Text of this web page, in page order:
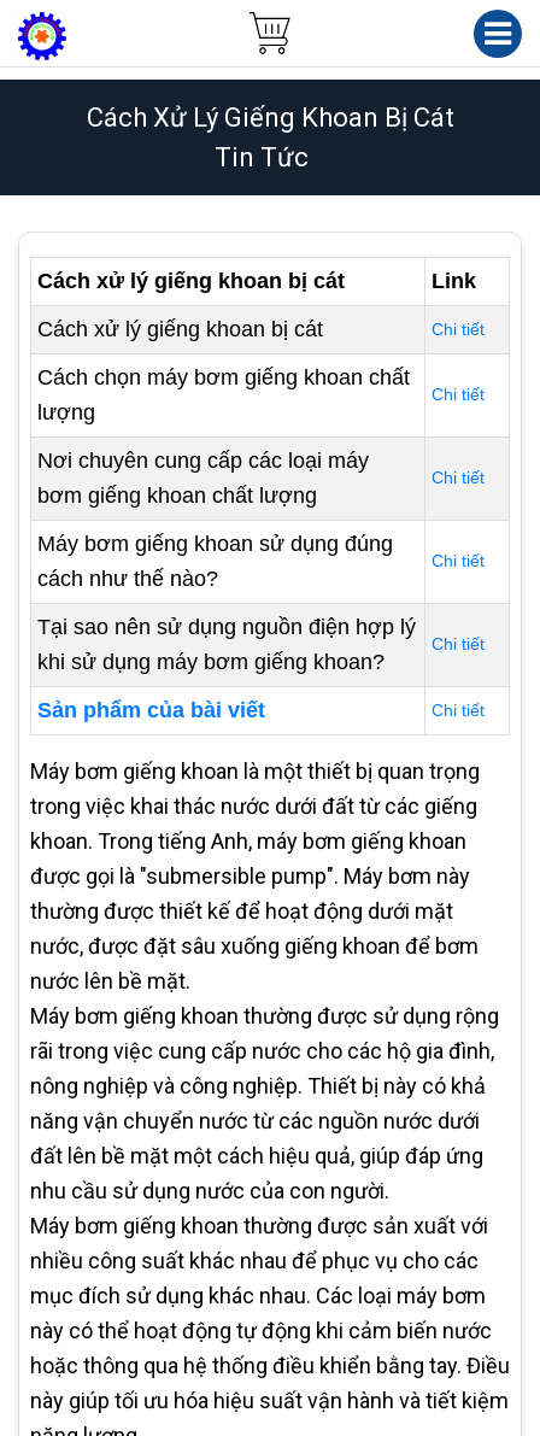
Cách Xử Lý Giếng Khoan Bị Cát
Tin Tức
Cách xử lý giếng khoan bị cát
Link
Cách xử lý giếng khoan bị cát
Chi tiết
Cách chọn máy bơm giếng khoan chất
lượng
Chi tiết
Nơi chuyên cung cấp các loại máy
bơm giếng khoan chất lượng
Chi tiết
Máy bơm giếng khoan sử dụng đúng
cách như thế nào?
Chi tiết
Tại sao nên sử dụng nguồn điện hợp lý
khi sử dụng máy bơm giếng khoan?
Chi tiết
Sản phẩm của bài viết Chi tiết
Máy bơm giếng khoan là một thiết bị quan trọng
trong việc khai thác nước dưới đất từ các giếng
khoan. Trong tiếng Anh, máy bơm giếng khoan
được gọi là "submersible pump". Máy bơm này
thường được thiết kế để hoạt động dưới mặt
nước, được đặt sâu xuống giếng khoan để bơm
nước lên bề mặt.
Máy bơm giếng khoan thường được sử dụng rộng
rãi trong việc cung cấp nước cho các hộ gia đình,
nông nghiệp và công nghiệp. Thiết bị này có khả
năng vận chuyển nước từ các nguồn nước dưới
đất lên bề mặt một cách hiệu quả, giúp đáp ứng
nhu cầu sử dụng nước của con người.
Máy bơm giếng khoan thường được sản xuất với
nhiều công suất khác nhau để phục vụ cho các
mục đích sử dụng khác nhau. Các loại máy bơm
này có thể hoạt động tự động khi cảm biến nước
hoặc thông qua hệ thống điều khiển bằng tay. Điều
này giúp tối ưu hóa hiệu suất vận hành và tiết kiệm